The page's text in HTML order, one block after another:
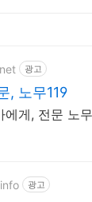
광고
, 노무119
에게, 전문 노
광고